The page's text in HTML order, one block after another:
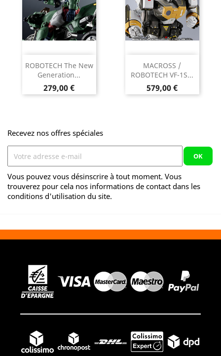
ROBOTECH The New
Generation...
Prix
279,00 €
MACROSS /
ROBOTECH VF-1S...
Prix
579,00 €
Recevez nos offres spéciales
Vous pouvez vous désinscrire à tout moment. Vous
trouverez pour cela nos informations de contact dans les
conditions d'utilisation du site.